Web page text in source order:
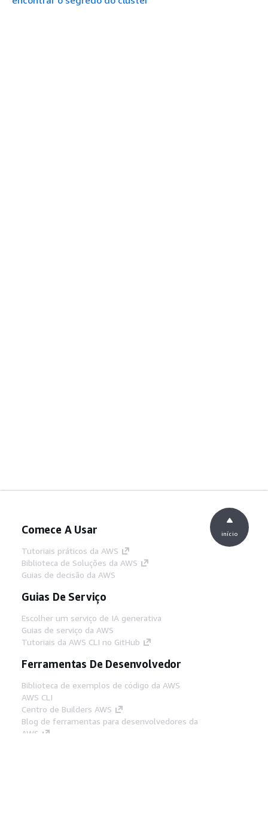
Comece A Usar
Tutoriais práticos da AWS
Biblioteca de Soluções da AWS
Guias de decisão da AWS
Guias De Serviço
Escolher um serviço de IA generativa
Guias de serviço da AWS
Tutoriais da AWS CLI no GitHub
Ferramentas De Desenvolvedor
Biblioteca de exemplos de código da AWS
AWS CLI
Centro de Builders AWS
Blog de ferramentas para desenvolvedores da
AWS
início